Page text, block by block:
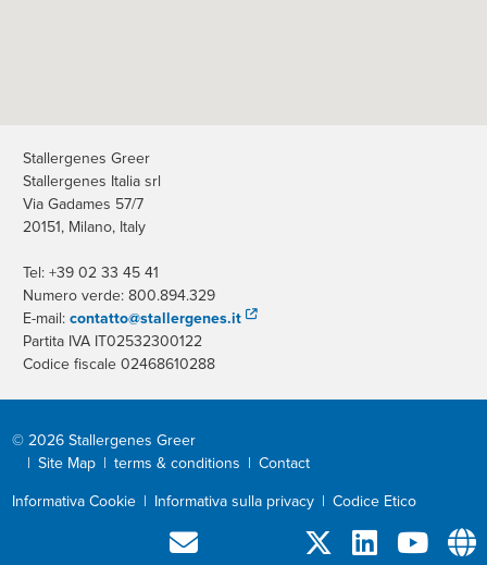
Stallergenes Greer
Stallergenes Italia srl
Via Gadames 57/7
20151, Milano, Italy
Tel: +39 02 33 45 41
Numero verde: 800.894.329
E-mail: contatto@stallergenes.it
Partita IVA IT02532300122
Codice fiscale 02468610288
© 2026 Stallergenes Greer
Site Map terms & conditions Contact
Informativa Cookie Informativa sulla privacy Codice Etico